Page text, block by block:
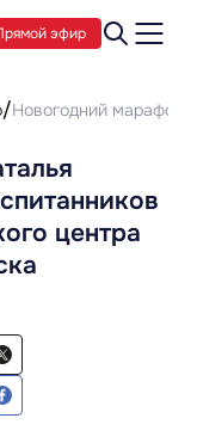
эфир
Новогодний марафон.
центра